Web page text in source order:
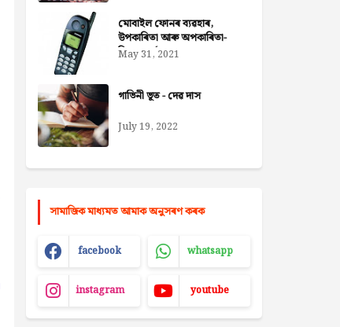
মোবাইল ফোনৰ ব্যৱহাৰ,
উপকাৰিতা আৰু অপকাৰিতা-
নিজৰা বৰ্মন ডেকা
May 31, 2021
গাভিনী ভূত - দেৱ দাস
July 19, 2022
সামাজিক মাধ্যমত আমাক অনুসৰণ কৰক
facebook whatsapp
instagram youtube